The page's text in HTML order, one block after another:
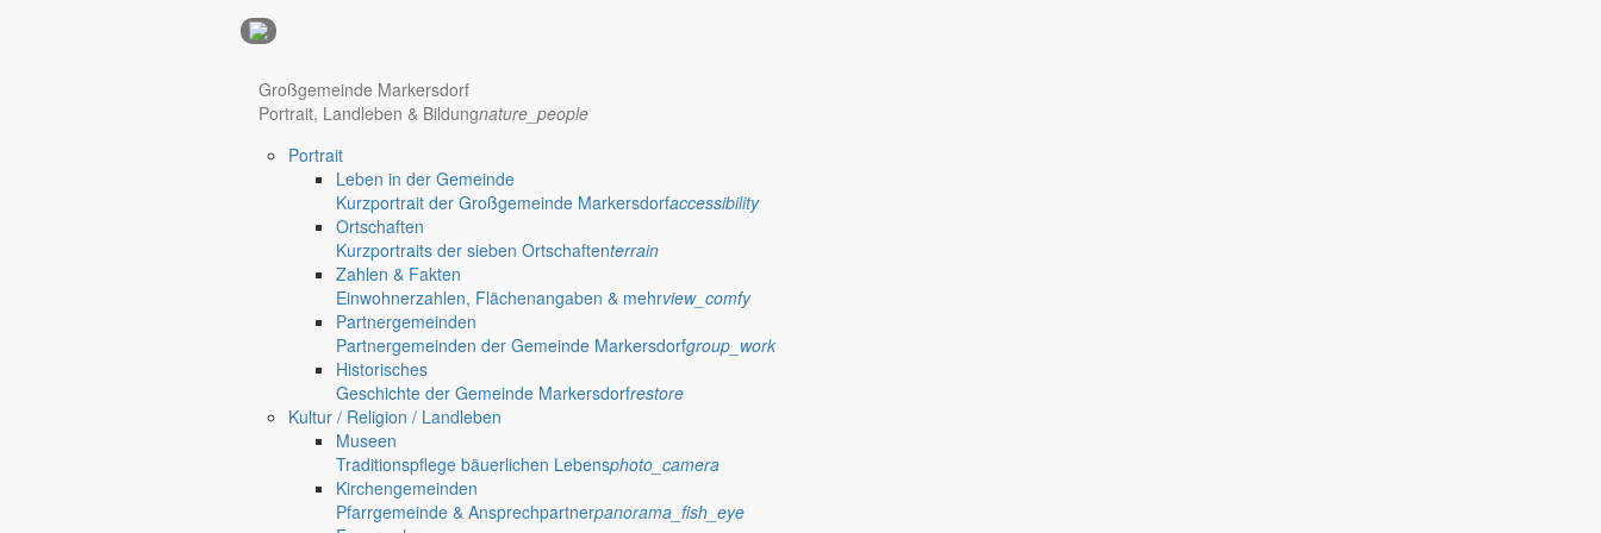
Hotel Nürnberg
Regional werben auf markersdorf.de! anzeigen@gemeinde-markersdorf.de
Großgemeinde Markersdorf
Portrait, Landleben & Bildungnature_people
Portrait
Leben in der Gemeinde
Kurzportrait der Großgemeinde Markersdorfaccessibility
Ortschaften
Kurzportraits der sieben Ortschaftenterrain
Zahlen & Fakten
Einwohnerzahlen, Flächenangaben & mehrview_comfy
Partnergemeinden
Partnergemeinden der Gemeinde Markersdorfgroup_work
Historisches
Geschichte der Gemeinde Markersdorfrestore
Kultur / Religion / Landleben
Museen
Traditionspflege bäuerlichen Lebensphoto_camera
Kirchengemeinden
Pfarrgemeinde & Ansprechpartnerpanorama_fish_eye
Deutsch-Paulsdorf
Jauernick-Buschbach